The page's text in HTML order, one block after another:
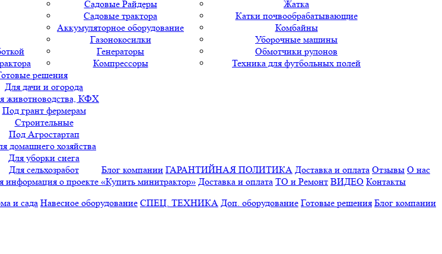
Садовые Райдеры
Садовые трактора
Аккумуляторное оборудование
Газонокосилки
Генераторы
Компрессоры
Жатка
Катки почвообрабатывающие
Комбайны
Уборочные машины
Обмотчики рулонов
Техника для футбольных полей
решения
Для дачи и огорода
животноводства, КФХ
Под грант фермерам
Строительные
Под Агростартап
домашнего хозяйства
Для уборки снега
Для сельхозработ
Блог компании ГАРАНТИЙНАЯ ПОЛИТИКА Доставка и оплата Отзывы О нас
информация о проекте «Купить минитрактор» Доставка и оплата ТО и Ремонт ВИДЕО Контакты
и сада Навесное оборудование СПЕЦ. ТЕХНИКА Доп. оборудование Готовые решения Блог компании